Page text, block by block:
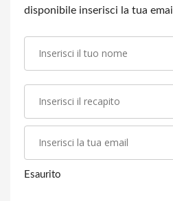
disponibile inserisci la tua email
Esaurito